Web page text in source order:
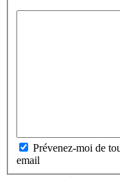
Prévenez-moi de
email